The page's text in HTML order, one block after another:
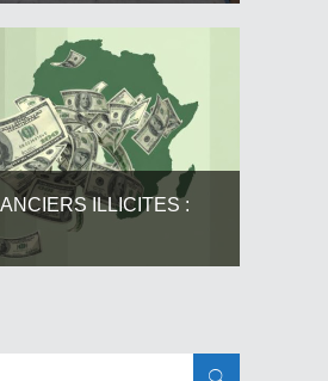
ILLICITES :